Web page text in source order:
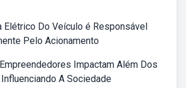
Elétrico Do Veículo é Responsável
Pelo Acionamento
Impactam Além Dos
A Sociedade